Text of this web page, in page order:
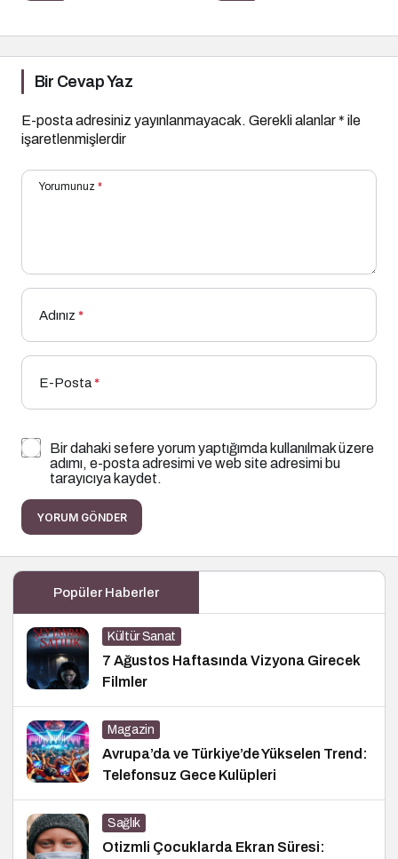
Bir Cevap Yaz
E-posta adresiniz yayınlanmayacak. Gerekli alanlar* ile
işaretlenmişlerdir
Yorumunuz *
Adınız *
E-Posta*
Bir dahaki sefere yorum yaptığımda kullanılmak üzere
adımı, e-posta adresimi ve web site adresimi bu
tarayıcıya kaydet.
YORUM GÖNDER
Popüler Haberler
Kültür Sanat
7 Ağustos Haftasında Vizyona Girecek
Filmler
Magazin
Avrupa’da ve Türkiye’de Yükselen Trend:
Telefonsuz Gece Kulüpleri
Sağlık
Otizmli Çocuklarda Ekran Süresi: